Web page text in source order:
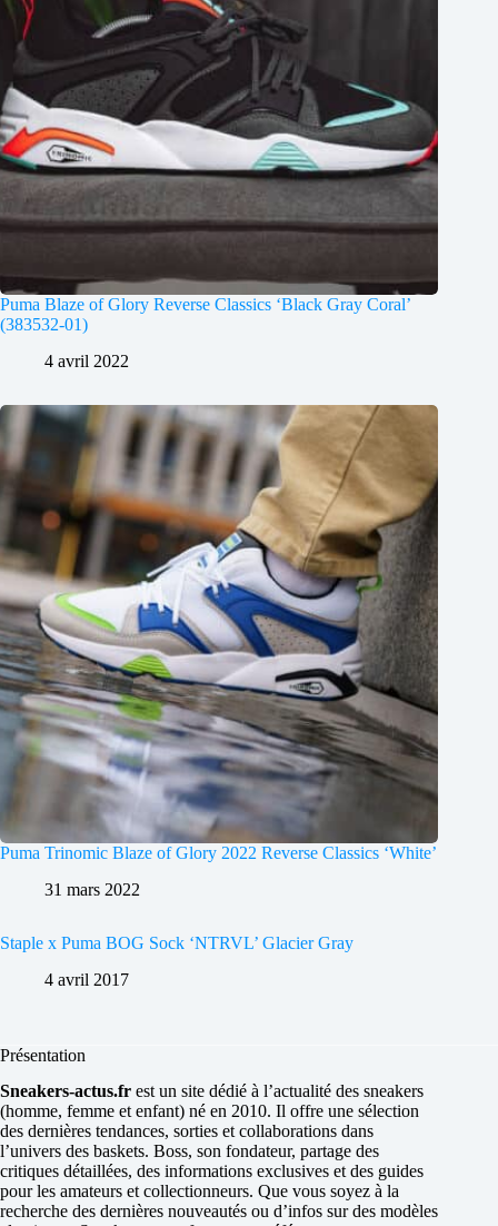
Puma Blaze of Glory Reverse Classics ‘Black Gray Coral’
(383532-01)
4 avril 2022
Puma Trinomic Blaze of Glory 2022 Reverse Classics ‘White’
31 mars 2022
Staple x Puma BOG Sock ‘NTRVL’ Glacier Gray
4 avril 2017
Présentation
Sneakers-actus.fr est un site dédié à l’actualité des sneakers
(homme, femme et enfant) né en 2010. Il offre une sélection
des dernières tendances, sorties et collaborations dans
l’univers des baskets. Boss, son fondateur, partage des
critiques détaillées, des informations exclusives et des guides
pour les amateurs et collectionneurs. Que vous soyez à la
recherche des dernières nouveautés ou d’infos sur des modèles